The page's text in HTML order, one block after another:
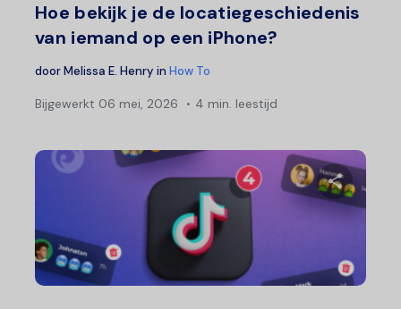
Hoe bekijk je de locatiegeschiedenis
van iemand op een iPhone?
doorMelissa E. Henry in How To
Bijgewerkt 06 mei, 2026 4 min. leestijd